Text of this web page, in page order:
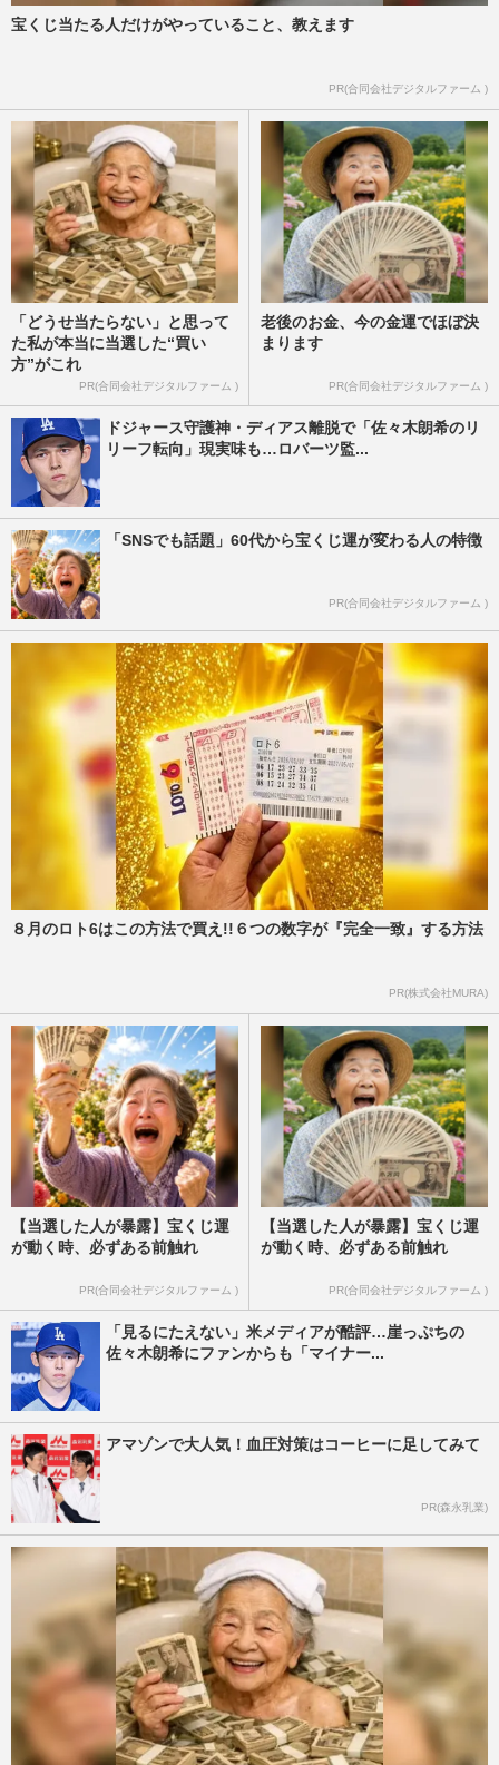
宝くじ当たる人だけがやっていること、教えます
PR(合同会社デジタルファーム )
「どうせ当たらない」と思って
た私が本当に当選した“買い
方”がこれ
PR(合同会社デジタルファーム )
老後のお金、今の金運でほぼ決
まります
PR(合同会社デジタルファーム )
ドジャース守護神・ディアス離脱で「佐々木朗希のリ
リーフ転向」現実味も…ロバーツ監...
「SNSでも話題」60代から宝くじ運が変わる人の特徴
PR(合同会社デジタルファーム )
８月のロト6はこの方法で買え!!６つの数字が『完全一致』する方法
PR(株式会社MURA)
【当選した人が暴露】宝くじ運
が動く時、必ずある前触れ
PR(合同会社デジタルファーム )
【当選した人が暴露】宝くじ運
が動く時、必ずある前触れ
PR(合同会社デジタルファーム )
「見るにたえない」米メディアが酷評…崖っぷちの
佐々木朗希にファンからも「マイナー...
アマゾンで大人気！血圧対策はコーヒーに足してみて
PR(森永乳業)